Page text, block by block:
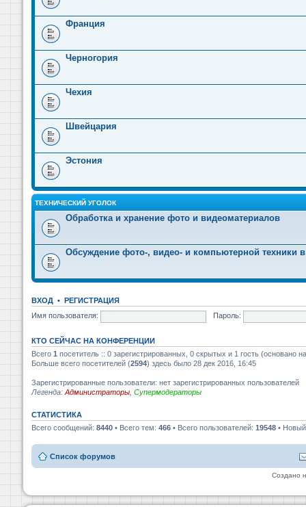
Франция
Черногория
Чехия
Швейцария
Эстония
ТЕХНИЧЕСКИЙ УГОЛОК
Обработка и хранение фото и видеоматериалов
Обсуждение фото-, видео- и компьютерной техники в
ВХОД • РЕГИСТРАЦИЯ
Имя пользователя:
Пароль:
КТО СЕЙЧАС НА КОНФЕРЕНЦИИ
Всего 1 посетитель :: 0 зарегистрированных, 0 скрытых и 1 гость (основано
Больше всего посетителей (2594) здесь было 28 дек 2016, 16:45
Зарегистрированные пользователи: нет зарегистрированных пользователей
Легенда: Администраторы Супермодераторы
СТАТИСТИКА
Всего сообщений: 8440 • Всего тем: 466 • Всего пользователей: 19548 •
Список форумов
Создано